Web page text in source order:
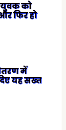
युवक को
फिर हो
में
यह सख्त